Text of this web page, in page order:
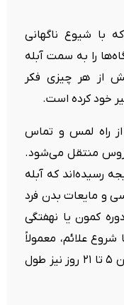
با شیوع ناگهانی
را به سمت آبله
از هر چیزی فکر
راه لمس و تماس
منتقل می‌شود.
رسیده‌اند که آبله
و مایعات بدن فرد
کمون یا نهفتگی
شروع علائم، معمولاً
بین ۶ تا ۱۳ روز است اما می تواند بین ۵ تا ۲۱ روز نیز طول